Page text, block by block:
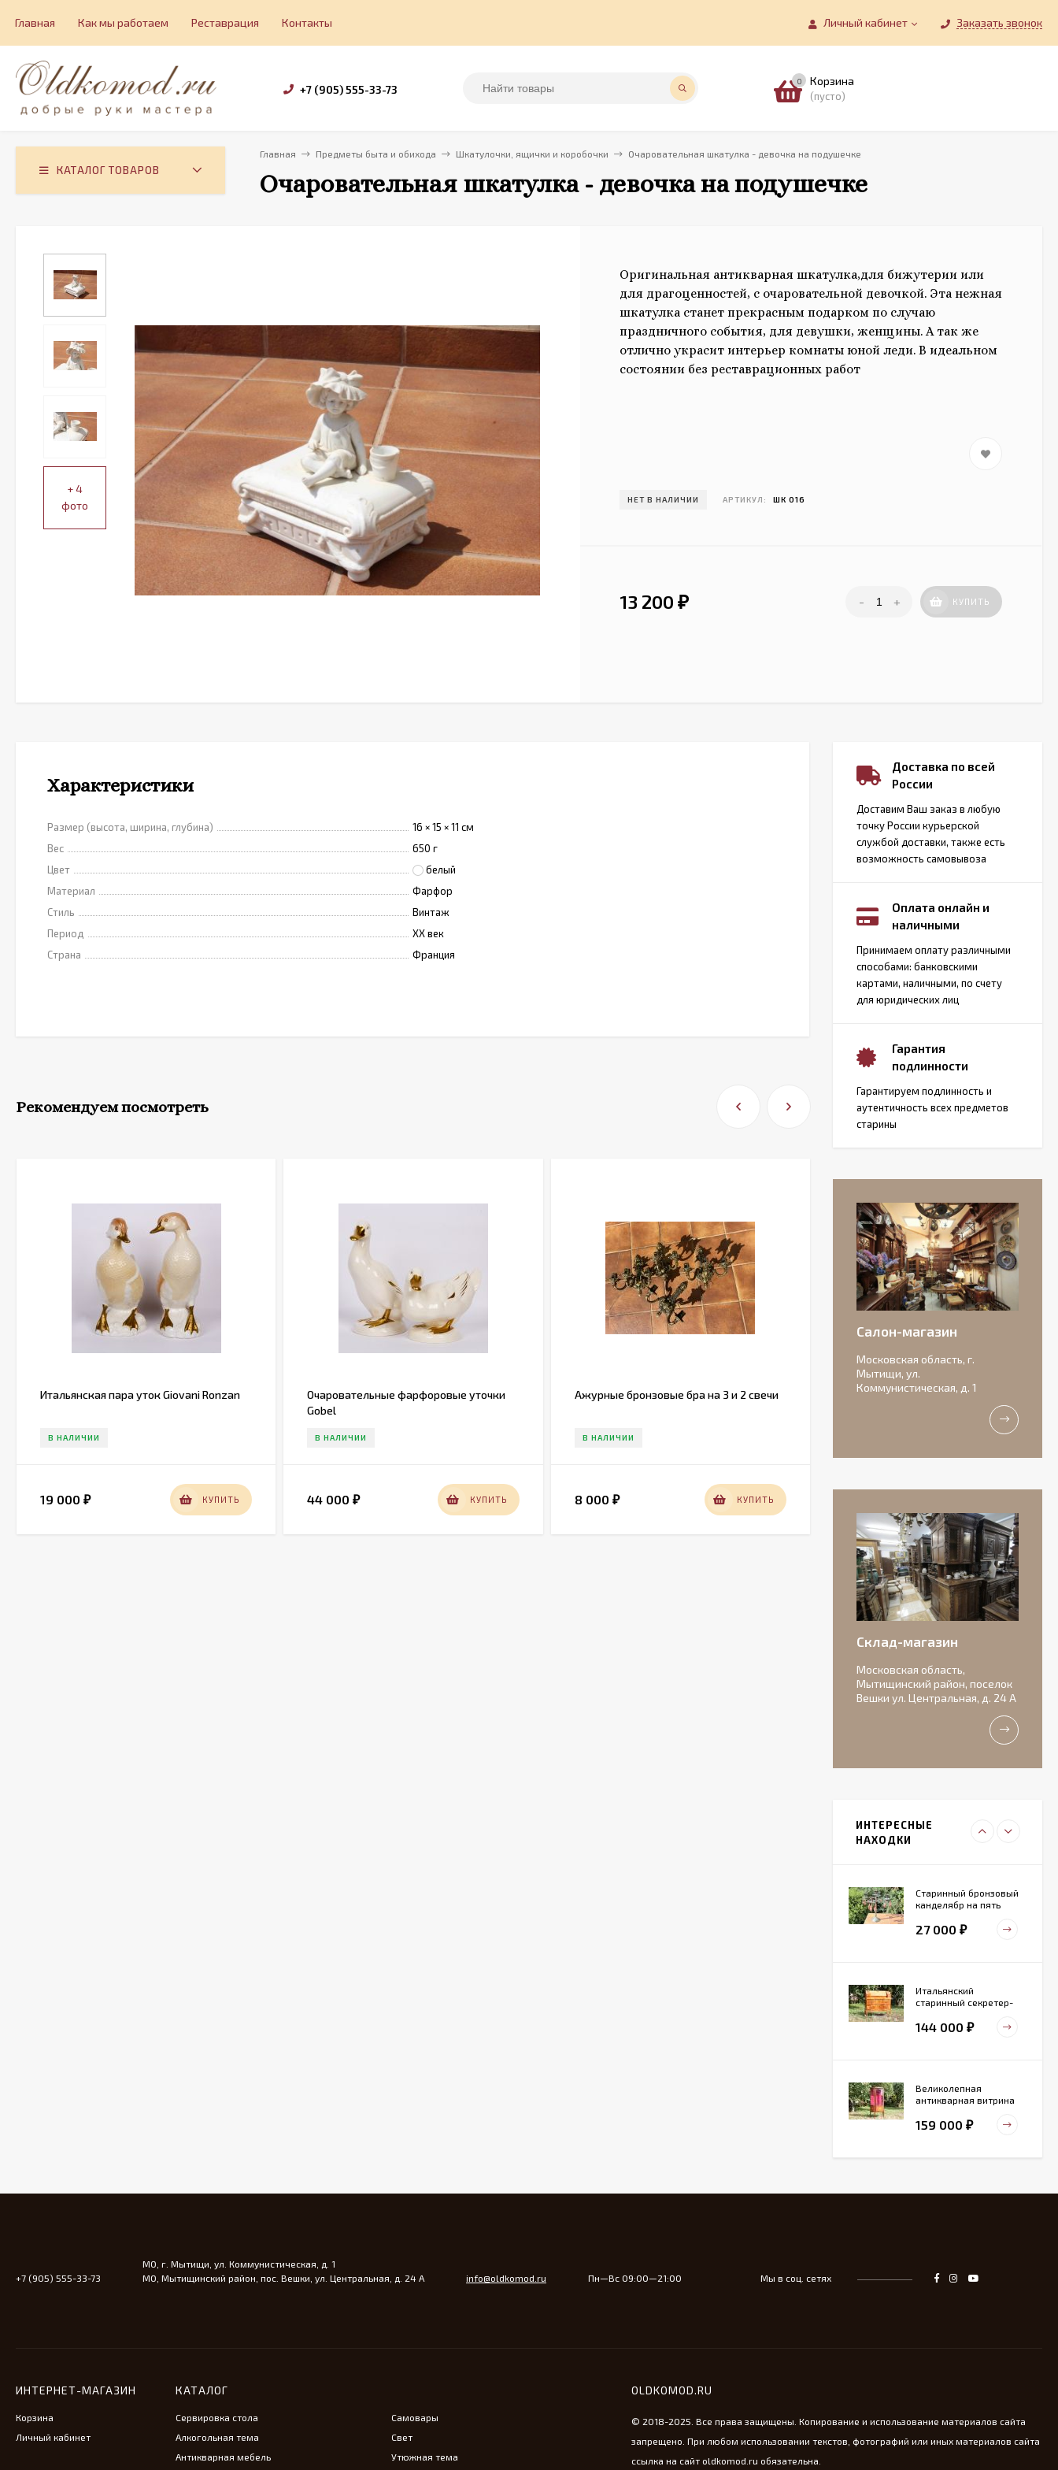
Личный кабинет Заказать звонок
Главная Как мы работаем Реставрация Контакты
+7 (905) 555-33-73
0 Корзина
(пусто)
КАТАЛОГ ТОВАРОВ
Главная Предметы быта и обихода Шкатулочки, ящички и коробочки Очаровательная шкатулка - девочка на подушечке
Очаровательная шкатулка - девочка на подушечке
+ 4
фото
Оригинальная антикварная шкатулка,для бижутерии или
для драгоценностей, с очаровательной девочкой. Эта нежная
шкатулка станет прекрасным подарком по случаю
праздничного события, для девушки, женщины. А так же
отлично украсит интерьер комнаты юной леди. В идеальном
состоянии без реставрационных работ
НЕТ В НАЛИЧИИ АРТИКУЛ: ШК 016
13 200₽ - + КУПИТЬ
Характеристики
Размер (высота, ширина, глубина)
16 × 15 × 11 см
Вес
650 г
Цвет
белый
Материал
Фарфор
Стиль
Винтаж
Период
XX век
Страна
Франция
Рекомендуем посмотреть
Итальянская пара уток Giovani Ronzan
В НАЛИЧИИ
19 000 ₽ КУПИТЬ
Очаровательные фарфоровые уточки
Gobel
В НАЛИЧИИ
44 000₽ КУПИТЬ
Ажурные бронзовые бра на 3 и 2 свечи
В НАЛИЧИИ
8 000 ₽ КУПИТЬ
Французский набор ножей с
Доставка по всей
России
Доставим Ваш заказ в любую
точку России курьерской
службой доставки, также есть
возможность самовывоза
Оплата онлайн и
наличными
Принимаем оплату различными
способами: банковскими
картами, наличными, по счету
для юридических лиц
Гарантия
подлинности
Гарантируем подлинность и
аутентичность всех предметов
старины
Салон-магазин
Московская область, г.
Мытищи, ул.
Коммунистическая, д. 1
Склад-магазин
Московская область,
Мытищинский район, поселок
Вешки ул. Центральная, д. 24 А
ИНТЕРЕСНЫЕ
НАХОДКИ
Антикварная
бисквитная
композиция с
156 000
Очаровательные
Идеальное состояние.
фарфоровый
светильник
27 000
Старинный бронзовый
канделябр на пять
27 000 ₽
Итальянский
старинный секретер-
144 000 ₽
Великолепная
антикварная витрина
159 000 ₽
Тарелка для
13 800₽
+7 (905) 555-33-73
МО, г. Мытищи, ул. Коммунистическая, д. 1
МО, Мытищинский район, пос. Вешки, ул. Центральная, д. 24 А
info@oldkomod.ru Пн—Вс 09:00—21:00 Мы в соц. сетях
ИНТЕРНЕТ-МАГАЗИН
Корзина
Личный кабинет
КАТАЛОГ
Сервировка стола
Алкогольная тема
Антикварная мебель
Самовары
Свет
Утюжная тема
OLDKOMOD.RU
© 2018-2025. Все права защищены. Копирование и использование материалов сайта
запрещено. При любом использовании текстов, фотографий или иных материалов сайта
ссылка на сайт oldkomod.ru обязательна.